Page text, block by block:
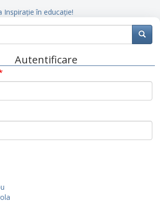
Inspirație în educație!
Autentificare